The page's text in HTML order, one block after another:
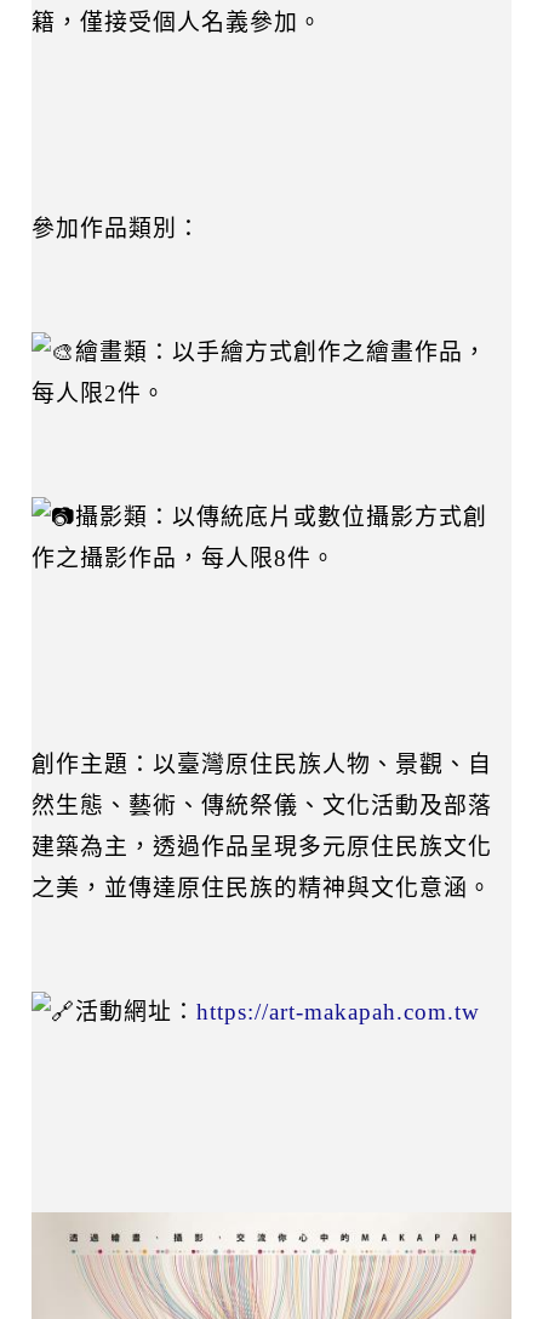
籍，僅接受個人名義參加。
參加作品類別：
繪畫類：以手繪方式創作之繪畫作品，
每人限2件。
攝影類：以傳統底片或數位攝影方式創
作之攝影作品，每人限8件。
創作主題：以臺灣原住民族人物、景觀、自
然生態、藝術、傳統祭儀、文化活動及部落
建築為主，透過作品呈現多元原住民族文化
之美，並傳達原住民族的精神與文化意涵。
活動網址：https://art-makapah.com.tw